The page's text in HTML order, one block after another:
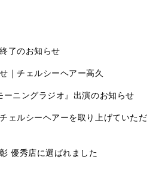
了のお知らせ
｜チェルシーヘアー高久
ニングラジオ』出演のお知らせ
ェルシーヘアーを取り上げていただ
優秀店に選ばれました